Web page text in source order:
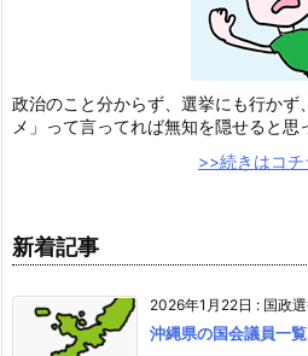
政治のこと分からず、選挙にも行かず
メ」って言ってれば無知を隠せると
>>続きはコ
新着記事
2026年1月22日 : 国政
沖縄県の国会議員一覧